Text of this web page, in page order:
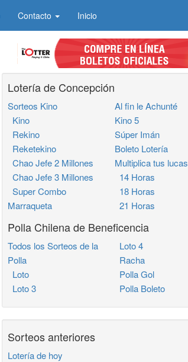
Contacto Inicio
Lotería de Concepción
Sorteos Kino
Kino
Rekino
Reketekino
Chao Jefe 2 Millones
Chao Jefe 3 Millones
Super Combo
Marraqueta
Al fin le Achunté
Kino 5
Súper Imán
Boleto Lotería
Multiplica tus lucas
14 Horas
18 Horas
21 Horas
Polla Chilena de Beneficencia
Todos los Sorteos de la
Polla
Loto
Loto 3
Loto 4
Racha
Polla Gol
Polla Boleto
Sorteos anteriores
Lotería de hoy